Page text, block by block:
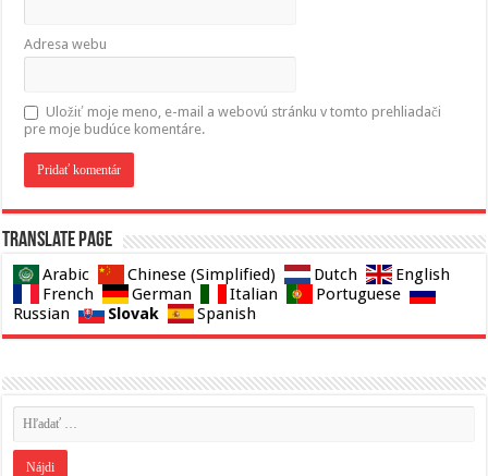
Adresa webu
Uložiť moje meno, e-mail a webovú stránku v tomto prehliadači
pre moje budúce komentáre.
Translate page
Arabic Chinese (Simplified) Dutch
English
French
German Italian
Portuguese
Russian
Slovak Spanish